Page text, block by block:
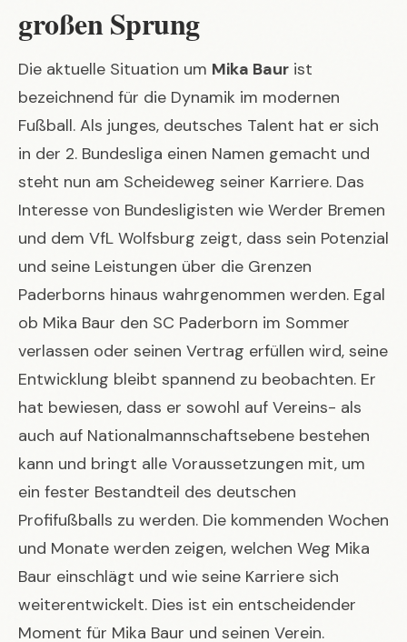
großen Sprung
Die aktuelle Situation um Mika Baur ist
bezeichnend für die Dynamik im modernen
Fußball. Als junges, deutsches Talent hat er sich
in der 2. Bundesliga einen Namen gemacht und
steht nun am Scheideweg seiner Karriere. Das
Interesse von Bundesligisten wie Werder Bremen
und dem VfL Wolfsburg zeigt, dass sein Potenzial
und seine Leistungen über die Grenzen
Paderborns hinaus wahrgenommen werden. Egal
ob Mika Baur den SC Paderborn im Sommer
verlassen oder seinen Vertrag erfüllen wird, seine
Entwicklung bleibt spannend zu beobachten. Er
hat bewiesen, dass er sowohl auf Vereins- als
auch auf Nationalmannschaftsebene bestehen
kann und bringt alle Voraussetzungen mit, um
ein fester Bestandteil des deutschen
Profifußballs zu werden. Die kommenden Wochen
und Monate werden zeigen, welchen Weg Mika
Baur einschlägt und wie seine Karriere sich
weiterentwickelt. Dies ist ein entscheidender
Moment für Mika Baur und seinen Verein.